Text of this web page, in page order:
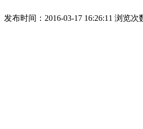
发布时间：2016-03-17 16:26:11 浏览次